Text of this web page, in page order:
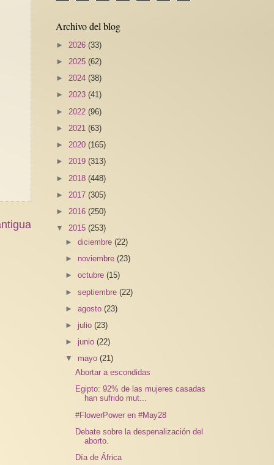
Archivo del blog
► 2026 (33)
► 2025 (62)
► 2024 (38)
► 2023 (41)
► 2022 (96)
► 2021 (63)
► 2020 (165)
► 2019 (313)
► 2018 (448)
► 2017 (305)
► 2016 (250)
▼ 2015 (253)
►diciembre(22)
► noviembre(23)
►octubre(15)
►septiembre(22)
►agosto(23)
► julio(23)
► junio(22)
▼ mayo(21)
Abortar a escondidas
Egipto: 92% de las mujeres casadas
han sufrido mut...
#FlowerPower en #May28
Debate sobre la despenalización del
aborto.
Día de África